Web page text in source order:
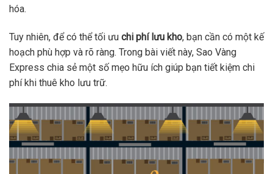
hóa.
Tuy nhiên, để có thể tối ưu chi phí lưu kho, bạn cần có một kế
hoạch phù hợp và rõ ràng. Trong bài viết này, Sao Vàng
Express chia sẻ một số mẹo hữu ích giúp bạn tiết kiệm chi
phí khi thuê kho lưu trữ.